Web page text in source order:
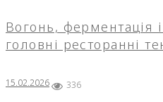
15.02.2026
Вогонь, ферментація
головні ресторанні
15.02.2026 336